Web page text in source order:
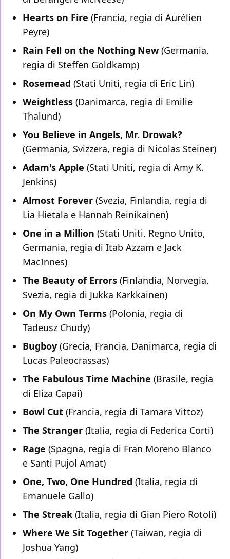
Hearts on Fire (Francia, regia di Aurélien
Peyre)
Rain Fell on the Nothing New (Germania,
regia di Steffen Goldkamp)
Rosemead (Stati Uniti, regia di Eric Lin)
Weightless (Danimarca, regia di Emilie
Thalund)
You Believe in Angels, Mr. Drowak?
(Germania, Svizzera, regia di Nicolas Steiner)
Adam's Apple (Stati Uniti, regia di Amy K.
Jenkins)
Almost Forever (Svezia, Finlandia, regia di
Lia Hietala e Hannah Reinikainen)
One in a Million (Stati Uniti, Regno Unito,
Germania, regia di Itab Azzam e Jack
MacInnes)
The Beauty of Errors (Finlandia, Norvegia,
Svezia, regia di Jukka Kärkkäinen)
On My Own Terms (Polonia, regia di
Tadeusz Chudy)
Bugboy (Grecia, Francia, Danimarca, regia di
Lucas Paleocrassas)
The Fabulous Time Machine (Brasile, regia
di Eliza Capai)
Bowl Cut (Francia, regia di Tamara Vittoz)
The Stranger (Italia, regia di Federica Corti)
Rage (Spagna, regia di Fran Moreno Blanco
e Santi Pujol Amat)
One, Two, One Hundred (Italia, regia di
Emanuele Gallo)
The Streak (Italia, regia di Gian Piero Rotoli)
Where We Sit Together (Taiwan, regia di
Joshua Yang)